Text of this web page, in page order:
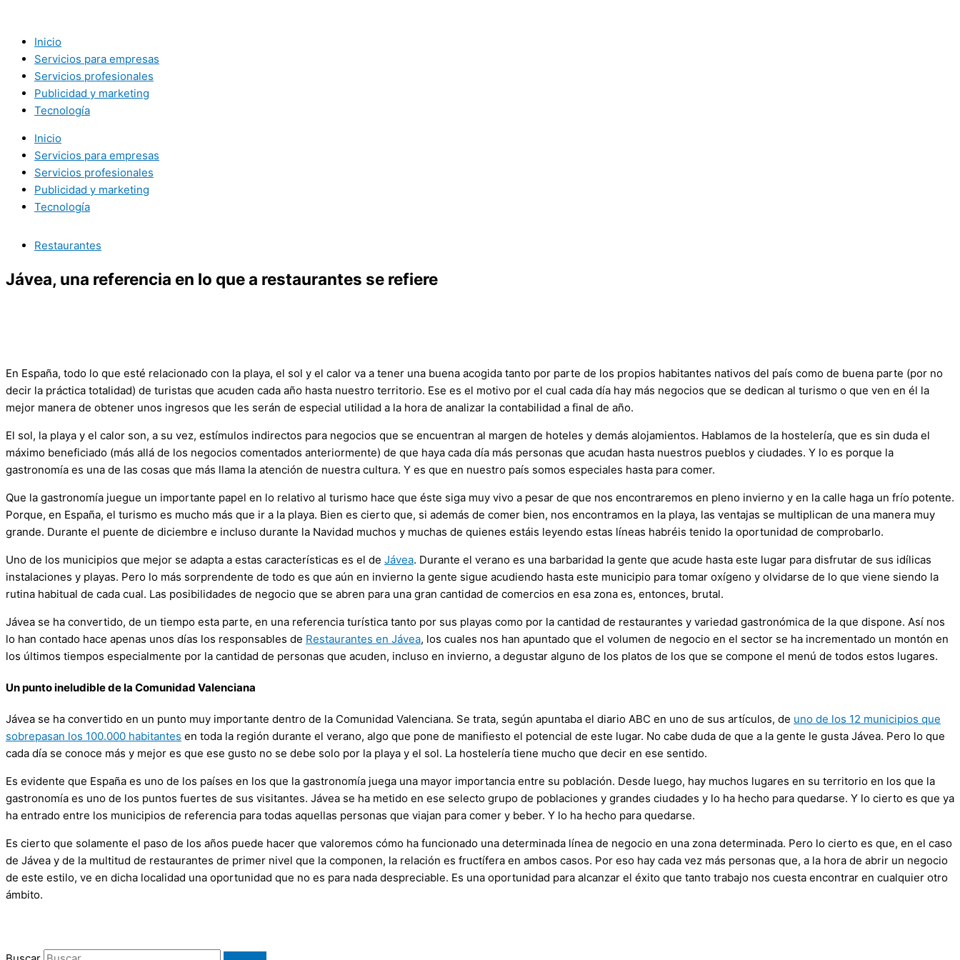
contenido
Inicio
Servicios para empresas
Servicios profesionales
Publicidad y marketing
Tecnología
Inicio
Servicios para empresas
Servicios profesionales
Publicidad y marketing
Tecnología
Restaurantes
Jávea, una referencia en lo que a restaurantes se refiere
En España, todo lo que esté relacionado con la playa, el sol y el calor va a tener una buena acogida tanto por parte de los propios habitantes nativos del país como de buena parte (por no
decir la práctica totalidad) de turistas que acuden cada año hasta nuestro territorio. Ese es el motivo por el cual cada día hay más negocios que se dedican al turismo o que ven en él la
mejor manera de obtener unos ingresos que les serán de especial utilidad a la hora de analizar la contabilidad a final de año.
El sol, la playa y el calor son, a su vez, estímulos indirectos para negocios que se encuentran al margen de hoteles y demás alojamientos. Hablamos de la hostelería, que es sin duda el
máximo beneficiado (más allá de los negocios comentados anteriormente) de que haya cada día más personas que acudan hasta nuestros pueblos y ciudades. Y lo es porque la
gastronomía es una de las cosas que más llama la atención de nuestra cultura. Y es que en nuestro país somos especiales hasta para comer.
Que la gastronomía juegue un importante papel en lo relativo al turismo hace que éste siga muy vivo a pesar de que nos encontraremos en pleno invierno y en la calle haga un frío potente.
Porque, en España, el turismo es mucho más que ir a la playa. Bien es cierto que, si además de comer bien, nos encontramos en la playa, las ventajas se multiplican de una manera muy
grande. Durante el puente de diciembre e incluso durante la Navidad muchos y muchas de quienes estáis leyendo estas líneas habréis tenido la oportunidad de comprobarlo.
Uno de los municipios que mejor se adapta a estas características es el de Jávea. Durante el verano es una barbaridad la gente que acude hasta este lugar para disfrutar de sus idílicas
instalaciones y playas. Pero lo más sorprendente de todo es que aún en invierno la gente sigue acudiendo hasta este municipio para tomar oxígeno y olvidarse de lo que viene siendo la
rutina habitual de cada cual. Las posibilidades de negocio que se abren para una gran cantidad de comercios en esa zona es, entonces, brutal.
Jávea se ha convertido, de un tiempo esta parte, en una referencia turística tanto por sus playas como por la cantidad de restaurantes y variedad gastronómica de la que dispone. Así nos
lo han contado hace apenas unos días los responsables de Restaurantes en Jávea, los cuales nos han apuntado que el volumen de negocio en el sector se ha incrementado un montón en
los últimos tiempos especialmente por la cantidad de personas que acuden, incluso en invierno, a degustar alguno de los platos de los que se compone el menú de todos estos lugares.
Un punto ineludible de la Comunidad Valenciana
Jávea se ha convertido en un punto muy importante dentro de la Comunidad Valenciana. Se trata, según apuntaba el diario ABC en uno de sus artículos, de uno de los 12 municipios que
sobrepasan los 100.000 habitantes en toda la región durante el verano, algo que pone de manifiesto el potencial de este lugar. No cabe duda de que a la gente le gusta Jávea. Pero lo que
cada día se conoce más y mejor es que ese gusto no se debe solo por la playa y el sol. La hostelería tiene mucho que decir en ese sentido.
Es evidente que España es uno de los países en los que la gastronomía juega una mayor importancia entre su población. Desde luego, hay muchos lugares en su territorio en los que la
gastronomía es uno de los puntos fuertes de sus visitantes. Jávea se ha metido en ese selecto grupo de poblaciones y grandes ciudades y lo ha hecho para quedarse. Y lo cierto es que ya
ha entrado entre los municipios de referencia para todas aquellas personas que viajan para comer y beber. Y lo ha hecho para quedarse.
Es cierto que solamente el paso de los años puede hacer que valoremos cómo ha funcionado una determinada línea de negocio en una zona determinada. Pero lo cierto es que, en el caso
de Jávea y de la multitud de restaurantes de primer nivel que la componen, la relación es fructífera en ambos casos. Por eso hay cada vez más personas que, a la hora de abrir un negocio
de este estilo, ve en dicha localidad una oportunidad que no es para nada despreciable. Es una oportunidad para alcanzar el éxito que tanto trabajo nos cuesta encontrar en cualquier otro
ámbito.